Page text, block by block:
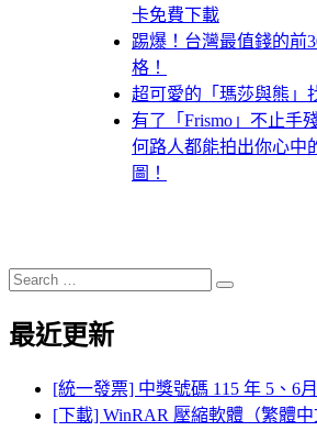
卡免費下載
踢爆！台灣最值錢的前
格！
超可愛的「瑪莎與熊」
有了「Frismo」不止手
何路人都能拍出你心中
圖！
Search
for:
Search
最近更新
[統一發票] 中獎號碼 115 年 5、6月
[下載] WinRAR 壓縮軟體（繁體中